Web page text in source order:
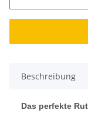
Beschreibung
Das perfekte